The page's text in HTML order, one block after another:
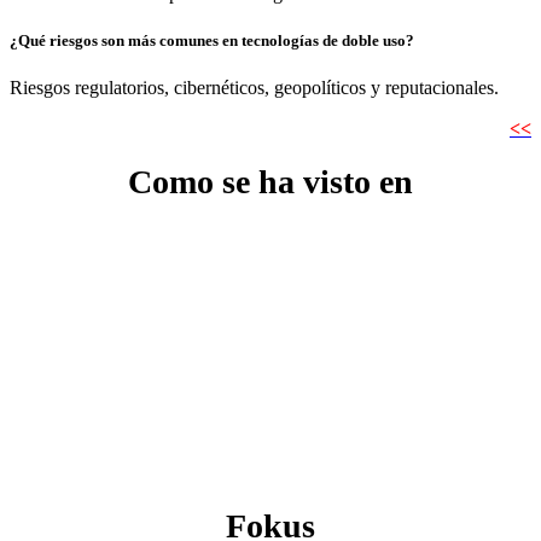
¿Qué riesgos son más comunes en tecnologías de doble uso?
Riesgos regulatorios, cibernéticos, geopolíticos y reputacionales.
<<
Como se ha visto en
Fokus